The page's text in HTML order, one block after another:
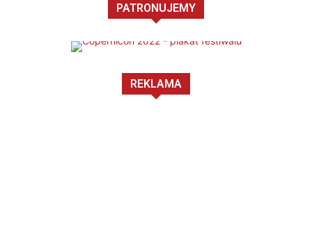
PATRONUJEMY
REKLAMA